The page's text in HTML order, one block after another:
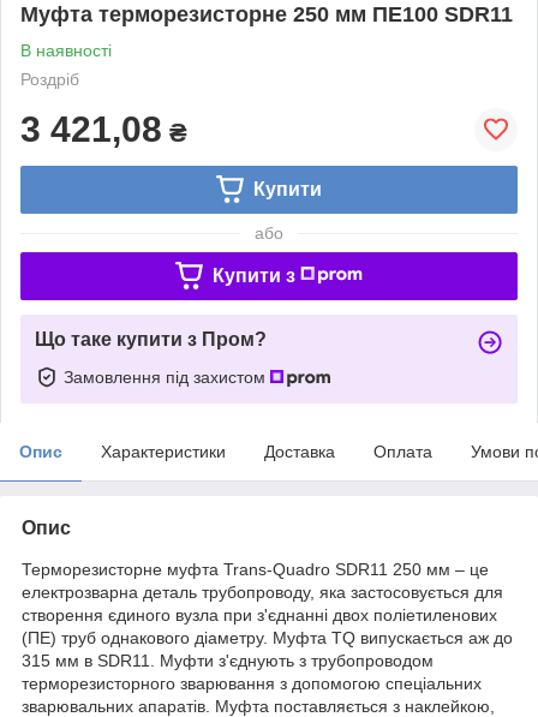
Муфта терморезисторне 250 мм ПЕ100 SDR11
В наявності
Роздріб
3 421,08 ₴
Купити
або
Купити з
Що таке купити з Пром?
Замовлення під захистом
Опис Характеристики Доставка Оплата Умови
Опис
Терморезисторне муфта Trans-Quadro SDR11 250 мм – це
електрозварна деталь трубопроводу, яка застосовується для
створення єдиного вузла при з'єднанні двох поліетиленових
(ПЕ) труб однакового діаметру. Муфта TQ випускається аж до
315 мм в SDR11. Муфти з'єднують з трубопроводом
терморезисторного зварювання з допомогою спеціальних
зварювальних апаратів. Муфта поставляється з наклейкою,